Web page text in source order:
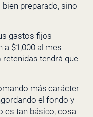
preparado, sino
gastos fijos
a $1,000 al mes
tendrá que
más carácter
el fondo y
es tan básico, cosa